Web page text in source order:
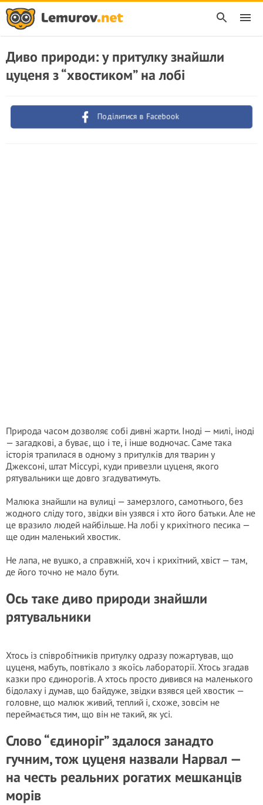
Диво природи: у притулку знайшли
цуценя з “хвостиком” на лобі
Поділитися в Facebook
Природа часом дозволяє собі дивні жарти. Іноді — милі, іноді
— загадкові, а буває, що і те, і інше водночас. Саме така
історія трапилася в одному з притулків для тварин у
Джексоні, штат Міссурі, куди привезли цуценя, якого
рятувальники ще довго згадуватимуть.
Малюка знайшли на вулиці — замерзлого, самотнього, без
жодного сліду того, звідки він узявся і хто його батьки. Але не
це вразило людей найбільше. На лобі у крихітного песика —
ще один маленький хвостик.
Не лапа, не вушко, а справжній, хоч і крихітний, хвіст — там,
де його точно не мало бути.
Ось таке диво природи знайшли
рятувальники
Хтось із співробітників притулку одразу пожартував, що
цуценя, мабуть, повтікало з якоїсь лабораторії. Хтось згадав
казки про єдинорогів. А хтось просто дивився на маленького
бідолаху і думав, що байдуже, звідки взявся цей хвостик —
головне, що малюк живий, теплий і, схоже, зовсім не
переймається тим, що він не такий, як усі.
Слово “єдиноріг” здалося занадто
гучним, тож цуценя назвали Нарвал —
на честь реальних рогатих мешканців
морів